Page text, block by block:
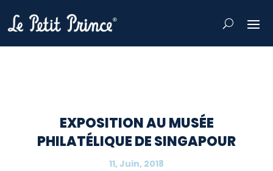
EXPOSITION AU MUSÉE
PHILATÉLIQUE DE SINGAPOUR
11, Juin, 2018